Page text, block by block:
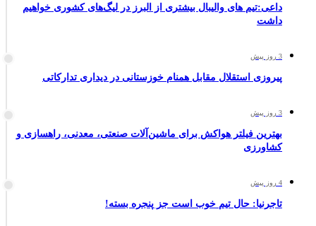
داعی:تیم های والیبال بیشتری از البرز در لیگ‌های کشوری خواهیم
داشت
3 روز پیش
پیروزی استقلال مقابل همنام خوزستانی در دیداری تدارکاتی
3 روز پیش
بهترین فیلتر هواکش برای ماشین‌آلات صنعتی، معدنی، راهسازی و
کشاورزی
4 روز پیش
تاجرنیا: حال تیم خوب است جز پنجره بسته!